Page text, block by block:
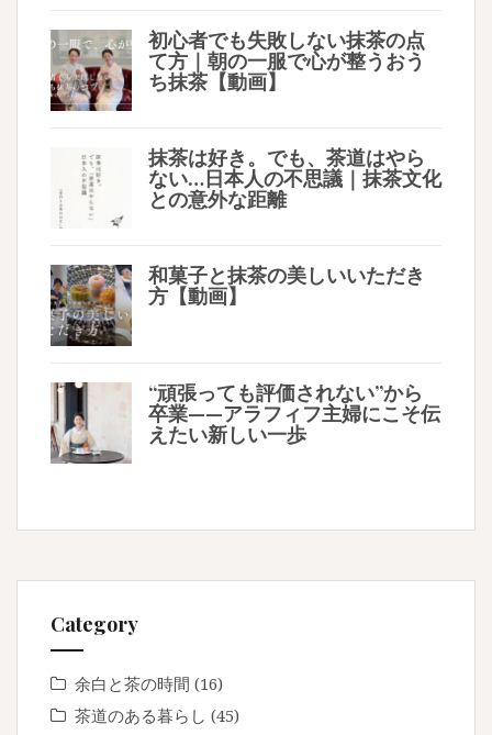
初心者でも失敗しない抹茶の点
て方｜朝の一服で心が整うおう
ち抹茶【動画】
抹茶は好き。でも、茶道はやら
ない…日本人の不思議｜抹茶文化
との意外な距離
和菓子と抹茶の美しいいただき
方【動画】
“頑張っても評価されない”から
卒業——アラフィフ主婦にこそ伝
えたい新しい一歩
Category
余白と茶の時間 (16)
茶道のある暮らし (45)